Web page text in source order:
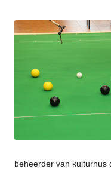
beheerder van kulturhus